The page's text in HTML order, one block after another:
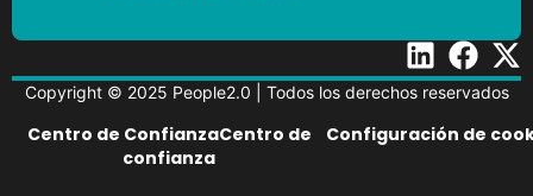
Copyright © 2025 People2.0 | Todos los derechos reservados
Centro de ConfianzaCentro de
confianza
Configuración de